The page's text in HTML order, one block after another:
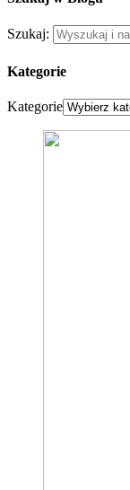
Szukaj:
Kategorie
Kategorie